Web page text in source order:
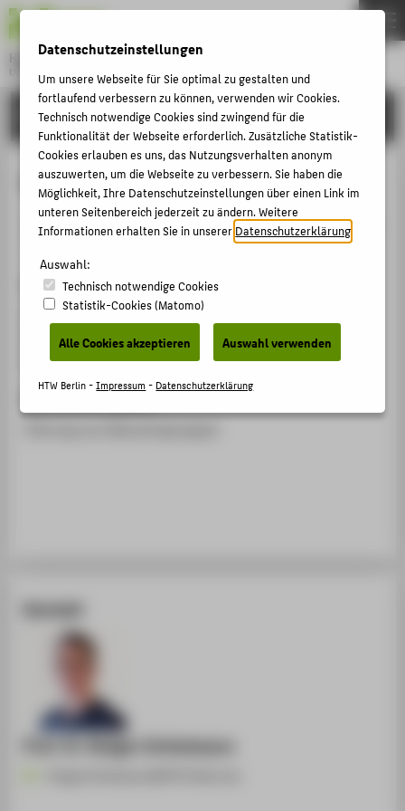
Hochschule für Technik und Wirtschaft Berlin
University of Applied Sciences
Menu
FORSCHUNG
Günther Erfurt (MB)
Veranstaltungsbeitrag › Sonstiger Veranstaltungsbeitrag
Veranstaltung
Günther Erfurt (MB)
Helmholtz-Zentrum Berlin für Materialien und Energie
GmbH, PVcomB, Germany, 18.01.2019
Ergänzende Angaben
Kontakt
Prof. Dr. Rutger Schlatmann
THEMEN
HOCHSCHULE
CAMPUS
STUDIUM
LEHRE
KARRIERE
INTERNATIONAL
INFORMATIONEN FÜR
STUDIENINTERESSIERTE
ÜBER DIE HTW BERLIN
Datenschutzeinstellungen
Um unsere Webseite für Sie optimal zu gestalten und
fortlaufend verbessern zu können, verwenden wir Cookies.
Technisch notwendige Cookies sind zwingend für die
Funktionalität der Webseite erforderlich. Zusätzliche Statistik-
Cookies erlauben es uns, das Nutzungsverhalten anonym
auszuwerten, um die Webseite zu verbessern. Sie haben die
Möglichkeit, Ihre Datenschutzeinstellungen über einen Link im
unteren Seitenbereich jederzeit zu ändern. Weitere
Informationen erhalten Sie in unsererDatenschutzerklärung
Auswahl:
Technisch notwendige Cookies
Statistik-Cookies (Matomo)
Alle Cookies akzeptieren Auswahl verwenden
HTW Berlin -Impressum- Datenschutzerklärung